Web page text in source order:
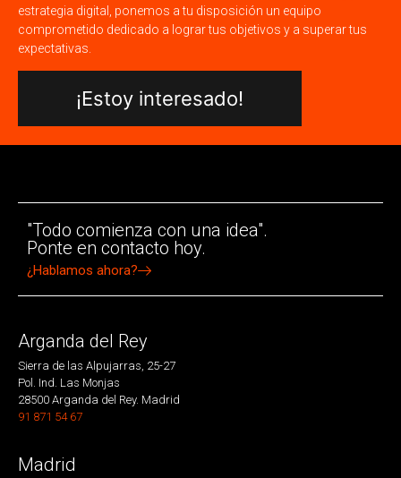
estrategia digital, ponemos a tu disposición un equipo
comprometido dedicado a lograr tus objetivos y a superar tus
expectativas.
¡Estoy interesado!
"Todo comienza con una idea".
Ponte en contacto hoy.
¿Hablamos ahora?
Arganda del Rey
Sierra de las Alpujarras, 25-27
Pol. Ind. Las Monjas
28500 Arganda del Rey. Madrid
91 871 54 67
Madrid